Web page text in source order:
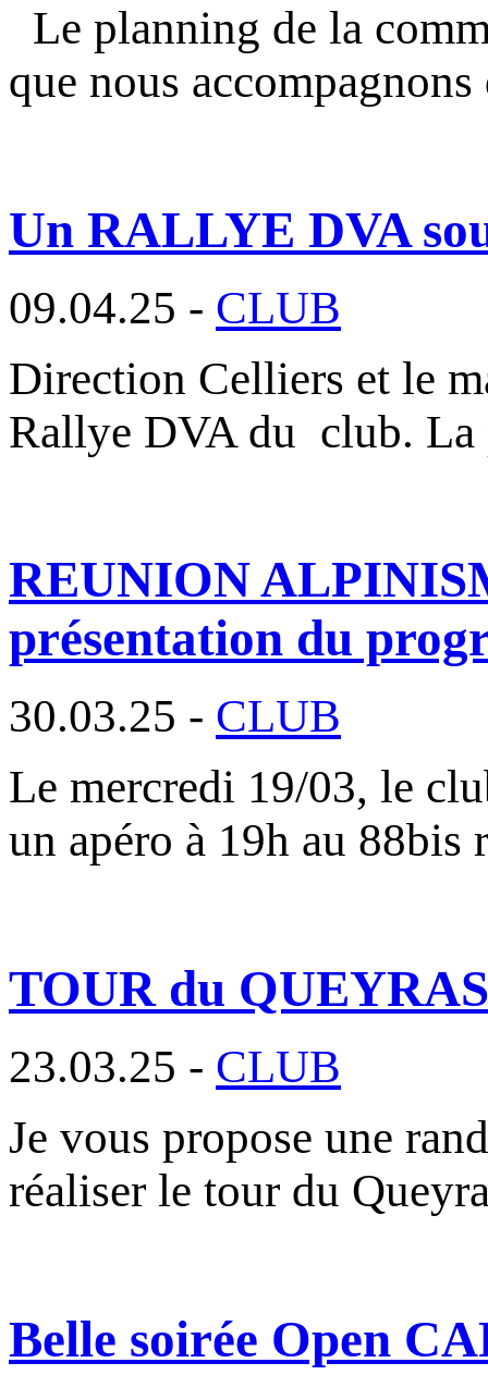
Le planning de la
que nous
Un RALLYE DVA
09.04.25 - CLUB
Direction Celliers et le
Rallye DVA du club.
REUNION
présentation du
30.03.25 - CLUB
Le mercredi 19/03, le
un apéro à 19h au 88bis
TOUR du
23.03.25 - CLUB
Je vous propose une
réaliser le tour du
Belle soirée Open